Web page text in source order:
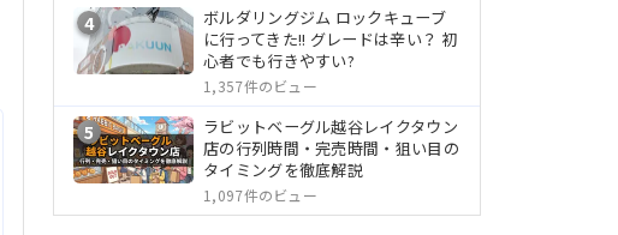
4
ボルダリングジム ロックキューブ
に行ってきた!! グレードは辛い？ 初
心者でも行きやすい?
1,357件のビュー
5
ラビットベーグル越谷レイクタウン
店の行列時間・完売時間・狙い目の
タイミングを徹底解説
1,097件のビュー